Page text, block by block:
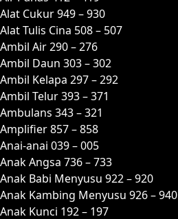
Alat Cukur 949 – 930
Alat Tulis Cina 508 – 507
Ambil Air 290 – 276
Ambil Daun 303 – 302
Ambil Kelapa 297 – 292
Ambil Telur 393 – 371
Ambulans 343 – 321
Amplifier 857 – 858
Anai-anai 039 – 005
Anak Angsa 736 – 733
Anak Babi Menyusu 922 – 920
Anak Kambing Menyusu 926 – 940
Anak Kunci 192 – 197